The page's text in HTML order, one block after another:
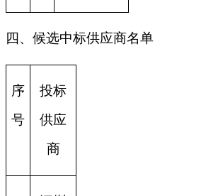
四、候选中标供应商名单
序
号
投标
供应
商